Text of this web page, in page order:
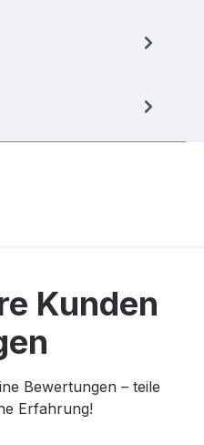
Kunden
Bewertungen – teile
Erfahrung!